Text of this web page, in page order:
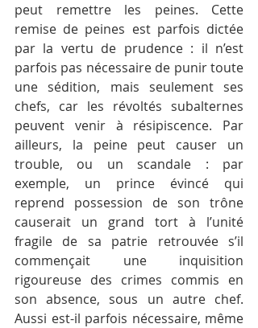
peut remettre les peines. Cette
remise de peines est parfois dictée
par la vertu de prudence : il n’est
parfois pas nécessaire de punir toute
une sédition, mais seulement ses
chefs, car les révoltés subalternes
peuvent venir à résipiscence. Par
ailleurs, la peine peut causer un
trouble, ou un scandale : par
exemple, un prince évincé qui
reprend possession de son trône
causerait un grand tort à l’unité
fragile de sa patrie retrouvée s’il
commençait une inquisition
rigoureuse des crimes commis en
son absence, sous un autre chef.
Aussi est-il parfois nécessaire, même